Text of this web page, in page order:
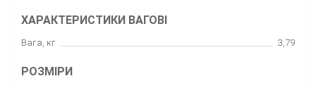
ХАРАКТЕРИСТИКИ ВАГОВІ
Вага, кг 3,79
РОЗМІРИ